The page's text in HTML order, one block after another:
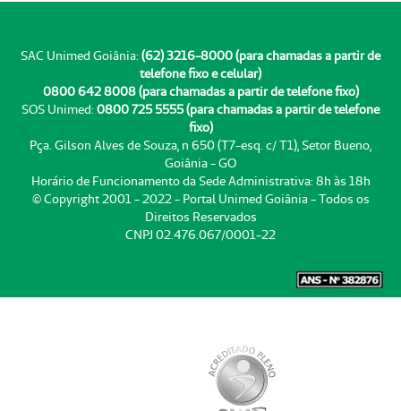
SAC Unimed Goiânia: (62) 3216-8000 (para chamadas a partir de
telefone fixo e celular)
0800 642 8008 (para chamadas a partir de telefone fixo)
SOS Unimed: 0800 725 5555 (para chamadas a partir de telefone
fixo)
Pça. Gilson Alves de Souza, n 650 (T7-esq. c/ T1), Setor Bueno,
Goiânia - GO
Horário de Funcionamento da Sede Administrativa: 8h às 18h
© Copyright 2001 - 2022 - Portal Unimed Goiânia - Todos os
Direitos Reservados
CNPJ 02.476.067/0001-22